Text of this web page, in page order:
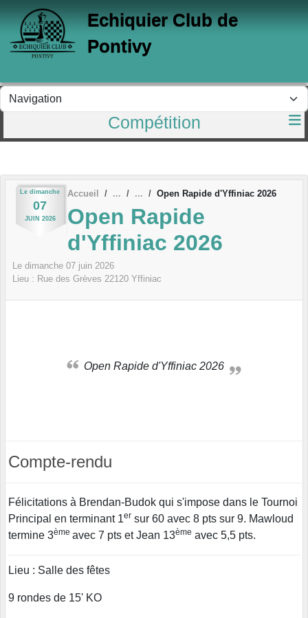
Echiquier Club de
Pontivy
Compétition
Le dimanche
07
JUIN 2026
Accueil Open Rapide d'Yffiniac 2026
Open Rapide
d'Yffiniac 2026
Le dimanche 07 juin 2026
Lieu : Rue des Grèves 22120 Yffiniac
Open Rapide d'Yffiniac 2026
Compte-rendu
Félicitations à Brendan-Budok qui s'impose dans le Tournoi
Principal en terminant 1er sur 60 avec 8 pts sur 9. Mawloud
termine 3ème avec 7 pts et Jean 13ème avec 5,5 pts.
Lieu : Salle des fêtes
9 rondes de 15' KO
Panneau de gestion des cookies